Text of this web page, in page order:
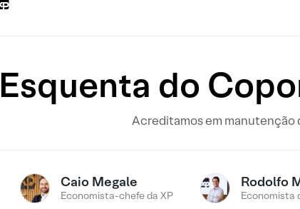
Esquenta do
Acreditamos em manutenção
Caio Megale
Economista-chefe da XP
Rodolfo
Economista